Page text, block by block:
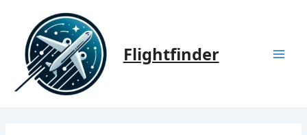
contenido
Flightfinder